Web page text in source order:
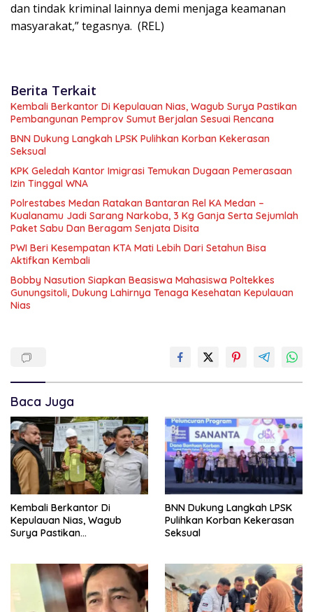
dan tindak kriminal lainnya demi menjaga keamanan
masyarakat,” tegasnya. (REL)
Berita Terkait
Kembali Berkantor Di Kepulauan Nias, Wagub Surya Pastikan
Pembangunan Pemprov Sumut Berjalan Sesuai Rencana
BNN Dukung Langkah LPSK Pulihkan Korban Kekerasan
Seksual
KPK Geledah Kantor Imigrasi Temukan Dugaan Pemerasaan
Izin Tinggal WNA
Polrestabes Medan Ratakan Bantaran Rel KA Medan –
Kualanamu Jadi Sarang Narkoba, 3 Kg Ganja Serta Sejumlah
Paket Sabu Dan Beragam Senjata Disita
PWI Beri Kesempatan KTA Mati Lebih Dari Setahun Bisa
Aktifkan Kembali
Bobby Nasution Siapkan Beasiswa Mahasiswa Poltekkes
Gunungsitoli, Dukung Lahirnya Tenaga Kesehatan Kepulauan
Nias
Baca Juga
Kembali Berkantor Di
Kepulauan Nias, Wagub
Surya Pastikan
Rencana
BNN Dukung Langkah LPSK
Pulihkan Korban Kekerasan
Seksual